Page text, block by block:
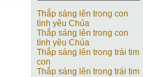
Thắp sáng lên trong con
tình yêu Chúa
Thắp sáng lên trong con
tình yêu Chúa
Thắp sáng lên trong trái tim
con
Thắp sáng lên trong trái tim